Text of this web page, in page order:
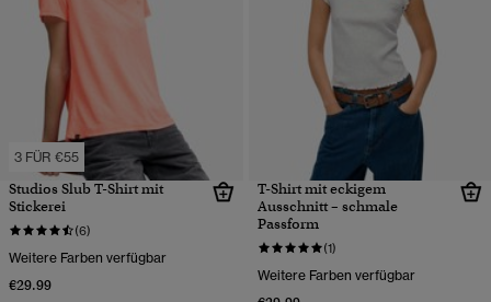
3 FÜR €55
Studios Slub T-Shirt mit
Stickerei
(6)
Weitere Farben verfügbar
€29.99
T-Shirt mit eckigem
Ausschnitt – schmale
Passform
(1)
Weitere Farben verfügbar